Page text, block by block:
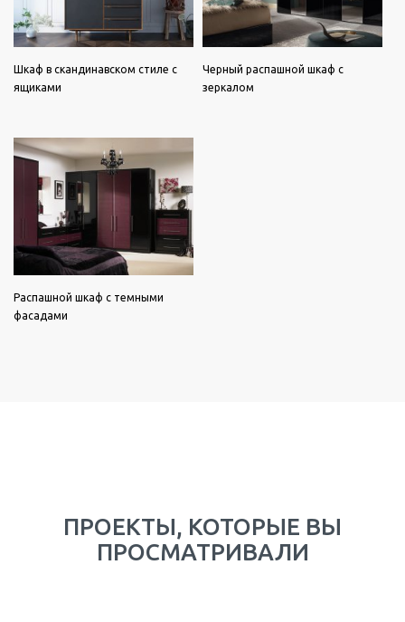
Шкаф в скандинавском стиле с
ящиками
Черный распашной шкаф с
зеркалом
Распашной шкаф с темными
фасадами
ПРОЕКТЫ, КОТОРЫЕ ВЫ
ПРОСМАТРИВАЛИ